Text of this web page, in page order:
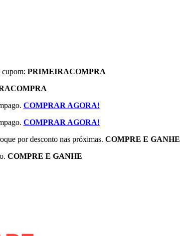
cupom: PRIMEIRACOMPRA
COMPRAR AGORA!
COMPRAR AGORA!
por desconto nas próximas. COMPRE E GANHE
COMPRE E GANHE